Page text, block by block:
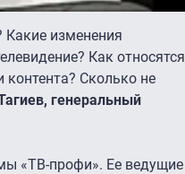
Какие изменения
Как относятся
контента? Сколько не
генеральный
«ТВ-профи». Ее ведущие